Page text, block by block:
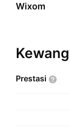
Wixom
Prestasi